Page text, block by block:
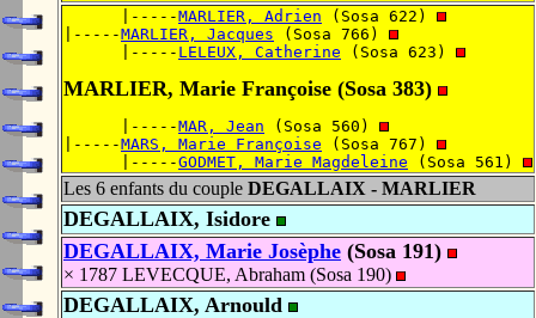
      |-----
MARLIER, Adrien (Sosa 622)
|-----MARLIER, Jacques (Sosa 766)
      |-----
LELEUX, Catherine (Sosa 623)
MARLIER, Marie Françoise (Sosa 383)
      |-----
MAR, Jean (Sosa 560)
|-----MARS, Marie Françoise (Sosa 767)
      |-----
GODMET, Marie Magdeleine (Sosa 561)
Les 6 enfants du couple DEGALLAIX - MARLIER
DEGALLAIX, Isidore
DEGALLAIX, Marie Josèphe (Sosa 191)
× 1787 LEVECQUE, Abraham (Sosa 190)
DEGALLAIX, Arnould